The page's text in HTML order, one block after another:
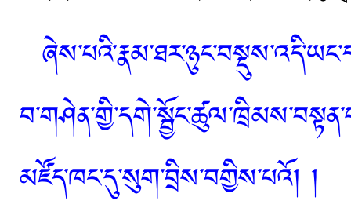
མཛོད་ཁང་དུ་སུག་བྲིས་བགྱིས་པའོ། །